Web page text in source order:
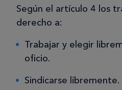
Según el artículo 4 los
derecho a:
Trabajar y elegir
oficio.
Sindicarse libremente.